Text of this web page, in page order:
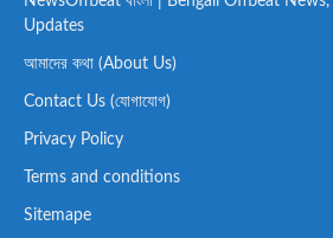
Updates
আমাদের কথা (About Us)
Contact Us (যোগাযোগ)
Privacy Policy
Terms and conditions
Sitemape